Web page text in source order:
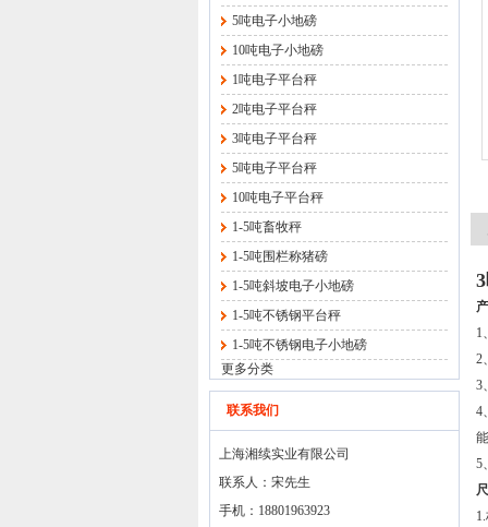
5吨电子小地磅
10吨电子小地磅
1吨电子平台秤
2吨电子平台秤
3吨电子平台秤
5吨电子平台秤
10吨电子平台秤
1-5吨畜牧秤
1-5吨围栏称猪磅
1-5吨斜坡电子小地磅
1-5吨不锈钢平台秤
1-5吨不锈钢电子小地磅
更多分类
联系我们
上海湘续实业有限公司
联系人：宋先生
手机：18801963923
1
2
3
4
5